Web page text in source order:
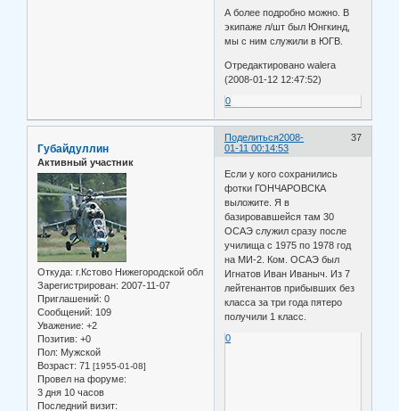
А более подробно можно. В
экипаже л/шт был Юнгкинд,
мы с ним служили в ЮГВ.
Отредактировано walera
(2008-01-12 12:47:52)
0
Поделиться 37
2008-
01-11 00:14:53
Губайдуллин
Активный участник
Откуда: г.Кстово Нижегородской обл
Зарегистрирован: 2007-11-07
Приглашений: 0
Сообщений: 109
Уважение: +2
Позитив: +0
Пол: Мужской
Возраст: 71 [1955-01-08]
Провел на форуме:
3 дня 10 часов
Последний визит:
Если у кого сохранились
фотки ГОНЧАРОВСКА
выложите. Я в
базировавшейся там 30
ОСАЭ служил сразу после
училища с 1975 по 1978 год
на МИ-2. Ком. ОСАЭ был
Игнатов Иван Иваныч. Из 7
лейтенантов прибывших без
класса за три года пятеро
получили 1 класс.
0